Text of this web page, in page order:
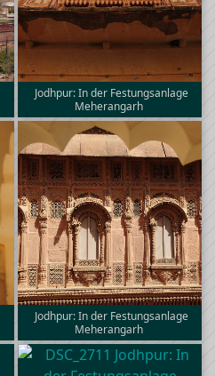
Jodhpur: In der Festungsanlage
Meherangarh
Jodhpur: In der Festungsanlage
Meherangarh